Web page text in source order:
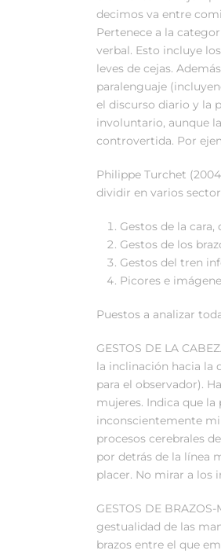
decimos va entre
Pertenece a la
verbal. Esto incluye
leves de cejas.
paralenguaje
el discurso diario y la
involuntario, aunque
controvertida. Por
Philippe Turchet
dividir en varios
Gestos de la
Gestos de los
Gestos del tren
Picores e
Puestos a analizar
GESTOS DE LA
la inclinación hacia la
para el observador).
mujeres. Indica que la
inconscientemente
procesos cerebrales
por detrás de la línea
placer. No mirar a los
GESTOS DE
gestualidad de las
brazos entre el que